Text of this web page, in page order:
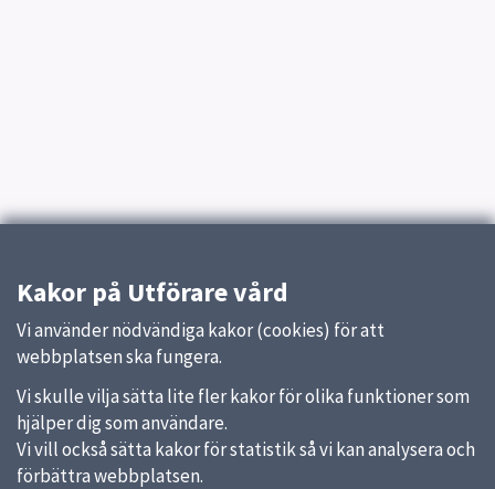
Kakor på Utförare vård
Vi använder nödvändiga kakor (cookies) för att
webbplatsen ska fungera.
Vi skulle vilja sätta lite fler kakor för olika funktioner som
hjälper dig som användare.
Vi vill också sätta kakor för statistik så vi kan analysera och
förbättra webbplatsen.